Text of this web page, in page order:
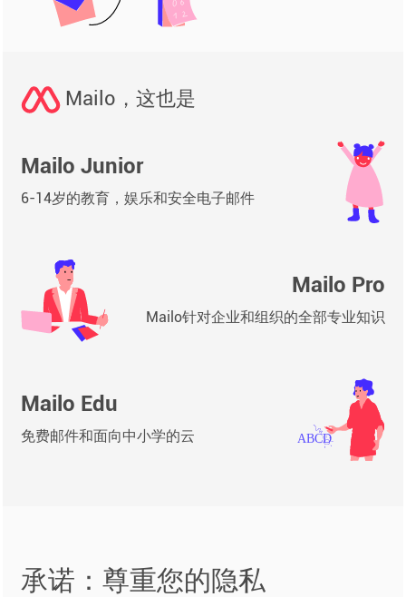
Mailo，这也是
Mailo Junior
6-14岁的教育，娱乐和安全电子邮件
Mailo Pro
Mailo针对企业和组织的全部专业知识
Mailo Edu
免费邮件和面向中小学的云
承诺：尊重您的隐私